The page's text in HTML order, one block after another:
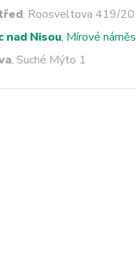
, Roosveltova 419/20
nad Nisou, Mírové
, Suché Mýto 1